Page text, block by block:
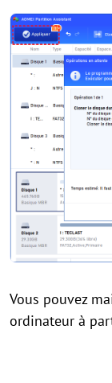
Vous pouvez
ordinateur à